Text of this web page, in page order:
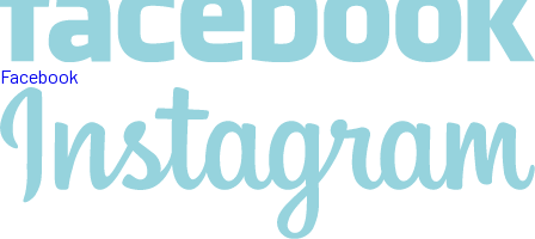
Facebook